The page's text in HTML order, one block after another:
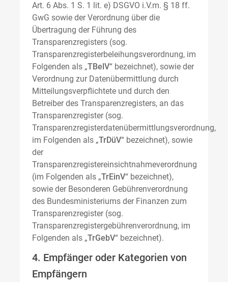
Art. 6 Abs. 1 S. 1 lit. e) DSGVO i.V.m. § 18 ff.
GwG sowie der Verordnung über die
Übertragung der Führung des
Transparenzregisters (sog.
Transparenzregisterbeleihungsverordnung, im
Folgenden als „TBelV“ bezeichnet), sowie der
Verordnung zur Datenübermittlung durch
Mitteilungsverpflichtete und durch den
Betreiber des Transparenzregisters, an das
Transparenzregister (sog.
Transparenzregisterdatenübermittlungsverordnung,
im Folgenden als „TrDüV“ bezeichnet), sowie
der
Transparenzregistereinsichtnahmeverordnung
(im Folgenden als „TrEinV“ bezeichnet),
sowie der Besonderen Gebührenverordnung
des Bundesministeriums der Finanzen zum
Transparenzregister (sog.
Transparenzregistergebührenverordnung, im
Folgenden als „TrGebV“ bezeichnet).
4. Empfänger oder Kategorien von
Empfängern